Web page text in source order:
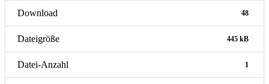
Download 48
Dateigröße 445 kB
Datei-Anzahl 1